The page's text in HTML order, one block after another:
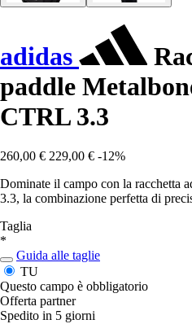
adidas
paddle
CTRL 3.3
260,00 € 229,00 € -12%
Dominate il campo con la racchetta
3.3, la combinazione perfetta di
Taglia
*
Guida alle taglie
TU
Questo campo è obbligatorio
Offerta partner
Spedito in 5 giorni